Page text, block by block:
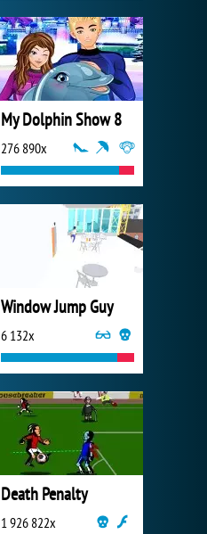
My Dolphin Show 8
276 890x
Window Jump Guy
6 132x
Death Penalty
1 926 822x